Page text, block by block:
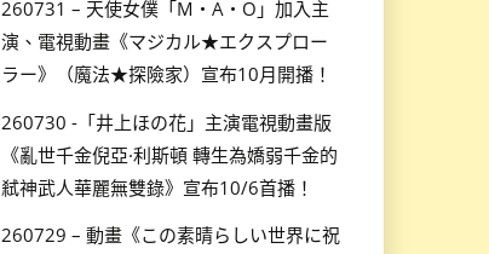
260731 – 天使女僕「M・A・O」加入主
演、電視動畫《マジカル★エクスプロー
ラー》（魔法★探險家）宣布10月開播！
260730 -「井上ほの花」主演電視動畫版
《亂世千金倪亞·利斯頓 轉生為嬌弱千金的
弒神武人華麗無雙錄》宣布10/6首播！
260729 – 動畫《この素晴らしい世界に祝